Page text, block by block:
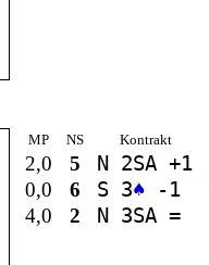
MP NS Kontrakt
2,0 5 N 2SA +1
0,0
6 S 3♠ -1
4,0
2 N 3SA =